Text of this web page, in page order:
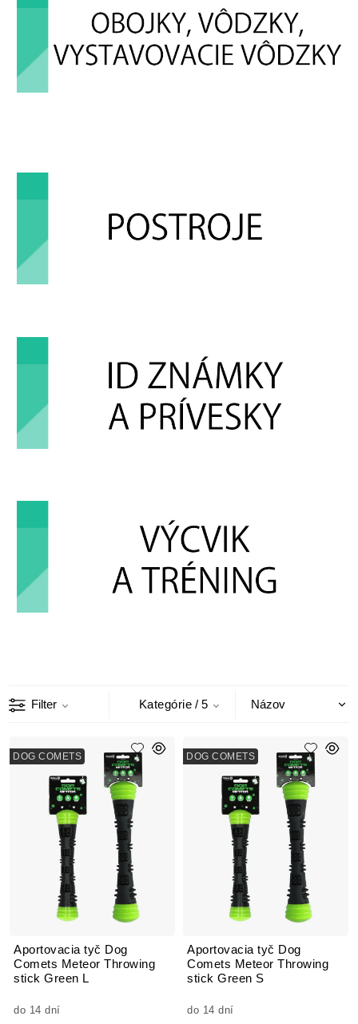
Filter Kategórie / 5
Aportovacia tyč Dog
Comets Meteor Throwing
stick Green L
DOG COMETS
do 14 dní
Aportovacia tyč Dog
Comets Meteor Throwing
stick Green S
DOG COMETS
do 14 dní